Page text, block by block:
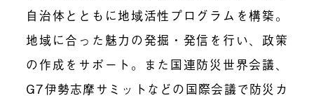
自治体とともに地域活性プログラムを構築。
地域に合った魅力の発掘・発信を行い、政策
の作成をサポート。また国連防災世界会議、
G7伊勢志摩サミットなどの国際会議で防災カ